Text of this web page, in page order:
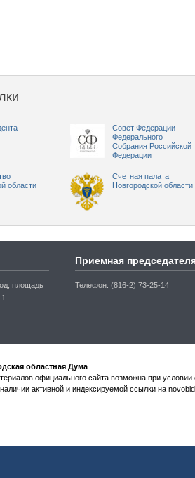
Совет Федерации
Федерального
Собрания Российской
Федерации
области
Счетная палата
Новгородской области
площадь
Приемная
Телефон: (816-2) 73-25-14
областная Дума
официального сайта возможна при
активной и индексируемой ссылки на